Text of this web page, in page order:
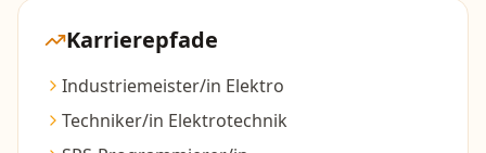
Karrierepfade
Industriemeister/in Elektro
Techniker/in Elektrotechnik